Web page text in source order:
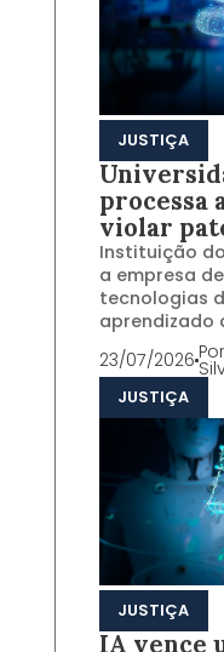
JUSTIÇA
processa
violar
Instituição
a empresa
tecnologias
aprendizado
23/07/2026 Por
JUSTIÇA
JUSTIÇA
IA vence